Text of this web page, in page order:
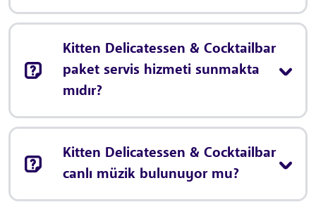
Kitten Delicatessen & Cocktailbar
paket servis hizmeti sunmakta
mıdır?
Kitten Delicatessen & Cocktailbar
canlı müzik bulunuyor mu?